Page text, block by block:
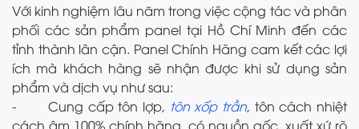
Với kinh nghiệm lâu năm trong việc cộng tác và phân
phối các sản phẩm panel tại Hồ Chí Minh đến các
tỉnh thành lân cận. Panel Chính Hãng cam kết các lợi
ích mà khách hàng sẽ nhận được khi sử dụng sản
phẩm và dịch vụ như sau:
- Cung cấp tôn lợp, tôn xốp trần, tôn cách nhiệt
cách âm 100% chính hãng, có nguồn gốc, xuất xứ rõ